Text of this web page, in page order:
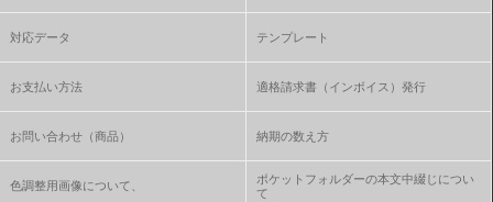
対応データ テンプレート
お支払い方法 適格請求書（インボイス）発行
お問い合わせ（商品） 納期の数え方
色調整用画像について、
ポケットフォルダーの本文中綴じについ
て